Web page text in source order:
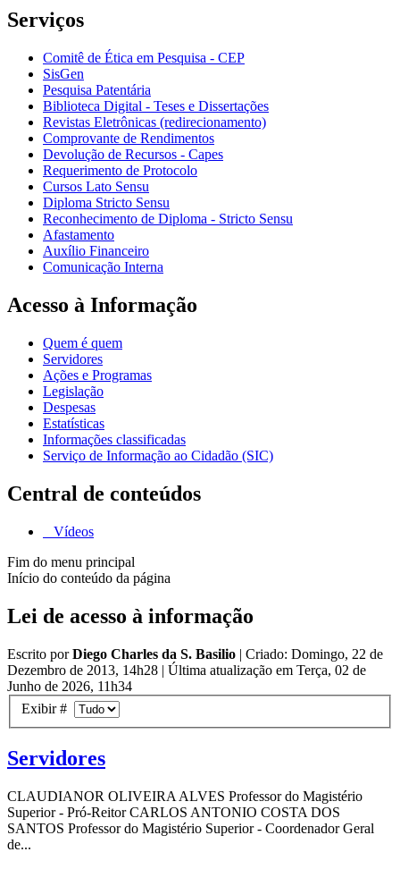
Serviços
Comitê de Ética em Pesquisa - CEP
SisGen
Pesquisa Patentária
Biblioteca Digital - Teses e Dissertações
Revistas Eletrônicas (redirecionamento)
Comprovante de Rendimentos
Devolução de Recursos - Capes
Requerimento de Protocolo
Cursos Lato Sensu
Diploma Stricto Sensu
Reconhecimento de Diploma - Stricto Sensu
Afastamento
Auxílio Financeiro
Comunicação Interna
Acesso à Informação
Quem é quem
Servidores
Ações e Programas
Legislação
Despesas
Estatísticas
Informações classificadas
Serviço de Informação ao Cidadão (SIC)
Central de conteúdos
Vídeos
Fim do menu principal
Início do conteúdo da página
Lei de acesso à informação
Escrito porDiego Charles da S. Basilio | Criado: Domingo, 22 de
Dezembro de 2013, 14h28 | Última atualização em Terça, 02 de
Junho de 2026, 11h34
Exibir #
Servidores
CLAUDIANOR OLIVEIRA ALVES Professor do Magistério
Superior - Pró-Reitor CARLOS ANTONIO COSTA DOS
SANTOS Professor do Magistério Superior - Coordenador Geral
de...